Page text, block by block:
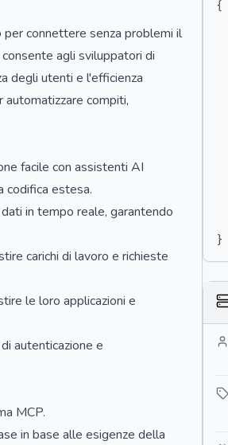
connettere senza problemi il
agli sviluppatori di
degli utenti e l'efficienza
compiti,
facile con assistenti AI
codifica estesa.
in tempo reale, garantendo
carichi di lavoro e richieste
le loro applicazioni e
autenticazione e
MCP.
in base alle esigenze della
{
}